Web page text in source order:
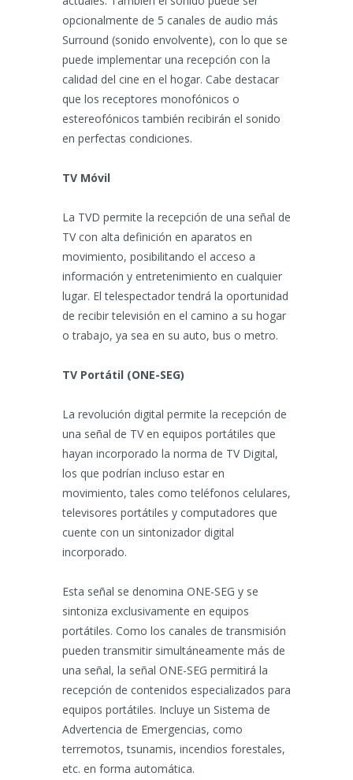
opcionalmente de 5 canales de audio más
Surround (sonido envolvente), con lo que se
puede implementar una recepción con la
calidad del cine en el hogar. Cabe destacar
que los receptores monofónicos o
estereofónicos también recibirán el sonido
en perfectas condiciones.
TV Móvil
La TVD permite la recepción de una señal de
TV con alta definición en aparatos en
movimiento, posibilitando el acceso a
información y entretenimiento en cualquier
lugar. El telespectador tendrá la oportunidad
de recibir televisión en el camino a su hogar
o trabajo, ya sea en su auto, bus o metro.
TV Portátil (ONE-SEG)
La revolución digital permite la recepción de
una señal de TV en equipos portátiles que
hayan incorporado la norma de TV Digital,
los que podrían incluso estar en
movimiento, tales como teléfonos celulares,
televisores portátiles y computadores que
cuente con un sintonizador digital
incorporado.
Esta señal se denomina ONE-SEG y se
sintoniza exclusivamente en equipos
portátiles. Como los canales de transmisión
pueden transmitir simultáneamente más de
una señal, la señal ONE-SEG permitirá la
recepción de contenidos especializados para
equipos portátiles. Incluye un Sistema de
Advertencia de Emergencias, como
terremotos, tsunamis, incendios forestales,
etc. en forma automática.